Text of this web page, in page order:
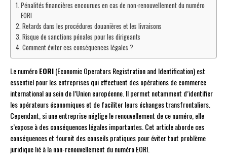
Pénalités financières encourues en cas de non-renouvellement du numéro
EORI
Retards dans les procédures douanières et les livraisons
Risque de sanctions pénales pour les dirigeants
Comment éviter ces conséquences légales ?
Le numéroEORI(Economic Operators Registration and Identification) est
essentiel pour les entreprises qui effectuent des opérations de commerce
international au sein de l’Union européenne. Il permet notamment d’identifier
les opérateurs économiques et de faciliter leurs échanges transfrontaliers.
Cependant, si une entreprise néglige le renouvellement de ce numéro, elle
s’expose à des conséquences légales importantes. Cet article aborde ces
conséquences et fournit des conseils pratiques pour éviter tout problème
juridique lié à la non-renouvellement du numéro EORI.